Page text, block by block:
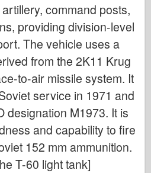
command posts,
providing division-level
The vehicle uses a
from the 2K11 Krug
to-air missile system. It
service in 1971 and
designation M1973. It is
and capability to fire
152 mm ammunition.
T-60 light tank]